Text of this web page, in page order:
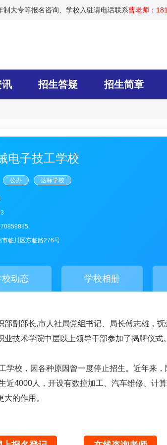
大专等报名咨询、学校入驻请电话联系曹老师：
招生答疑 招生简章
电子技工学校
公办 达标学校
市临川区东临路276号
校动态 学校相册
副部长,市人社局党组书记、局长傅志雄，
技术学院中层以上领导干部参加了揭牌仪式。
学校，因各种原因曾一度停止招生。近年来
4000人，开设有数控加工、汽车维修、计
的作用。